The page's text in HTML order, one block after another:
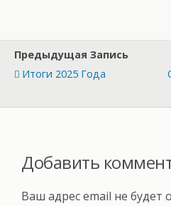
Предыдущая Запись
Итоги 2025 Года
Добавить
Ваш адрес email не будет